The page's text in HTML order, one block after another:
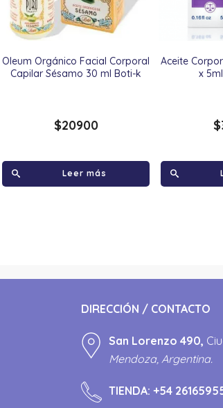
Oleum Orgánico Facial Corporal
Capilar Sésamo 30 ml Boti-k
$20900
Leer más
Aceite
x
$
DIRECCIÓN / CONTACTO
San Lorenzo 490,
Mendoza, Argentina.
TIENDA: +54